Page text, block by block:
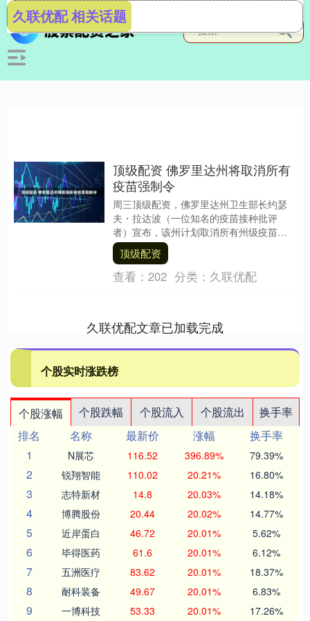
久联优配 相关话题
顶级配资 佛罗里达州将取消所有
疫苗强制令
周三顶级配资，佛罗里达州卫生部长约瑟
夫・拉达波（一位知名的疫苗接种批评
者）宣布，该州计划取消所有州级疫苗强
制令，包括儿童入学需接种疫苗的要求。
此举将使佛罗里达....
顶级配资
查看： 202 分类： 久联优配
久联优配文章已加载完成
个股实时涨跌榜
个股涨幅 个股跌幅 个股流入 个股流出
换手率
排名
名称 最新价 涨幅
换手率
1
N展芯 116.52 396.89% 79.39%
2 锐翔智能 110.02 20.21% 16.80%
3 志特新材 14.8 20.03% 14.18%
4 博腾股份 20.44 20.02% 14.77%
5 近岸蛋白 46.72 20.01% 5.62%
6 毕得医药 61.6 20.01% 6.12%
7 五洲医疗 83.62 20.01% 18.37%
8 耐科装备 49.67 20.01% 6.83%
9 一博科技 53.33 20.01% 17.26%